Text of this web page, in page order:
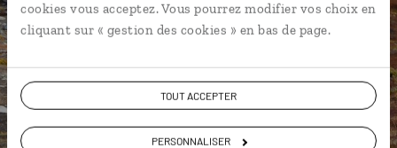
cookies vous acceptez. Vous pourrez modifier vos choix en
cliquant sur « gestion des cookies » en bas de page.
TOUT ACCEPTER
PERSONNALISER
vous-même
DÉCOUVRIR LUCIOLE